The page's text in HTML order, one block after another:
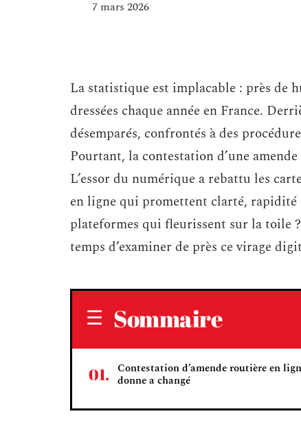
7 mars 2026
La statistique est implacable : près de
dressées chaque année en France.
désemparés, confrontés à des
Pourtant, la contestation d’une
L’essor du numérique a rebattu les
en ligne qui promettent clarté, rapidité
plateformes qui fleurissent sur la toile
temps d’examiner de près ce virage
Sommaire
Contestation d’amende routière en
donne a changé